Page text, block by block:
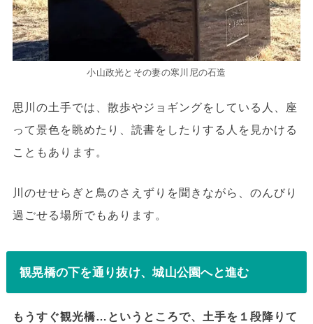
小山政光とその妻の寒川尼の石造
思川の土手では、散歩やジョギングをしている人、座
って景色を眺めたり、読書をしたりする人を見かける
こともあります。
川のせせらぎと鳥のさえずりを聞きながら、のんびり
過ごせる場所でもあります。
観晃橋の下を通り抜け、城山公園へと進む
もうすぐ観光橋…というところで、土手を１段降りて